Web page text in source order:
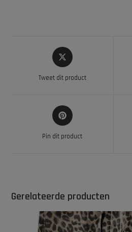
Tweet dit product
Pin dit product
Gerelateerde producten